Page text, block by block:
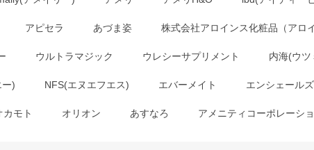
アピセラ あづま姿 株式会社アロインス化粧品（アロ
ウルトラマジック ウレシーサプリメント 内海(ウツ
) NFS(エヌエフエス) エバーメイト エンシェールズ
カモト オリオン あすなろ アメニティコーポレーシ